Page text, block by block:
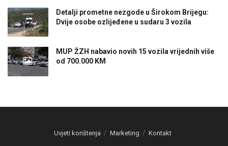
Detalji prometne nezgode u Širokom Brijegu:
Dvije osobe ozlijeđene u sudaru 3 vozila
MUP ŽZH nabavio novih 15 vozila vrijednih više
od 700.000 KM
Uvjeti korištenja Marketing Kontakt